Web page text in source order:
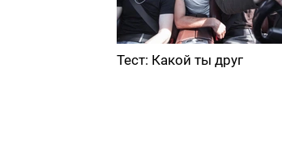
Тест: Какой ты друг